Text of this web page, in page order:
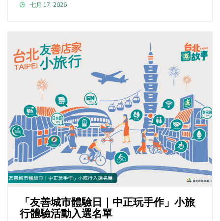
七月 17, 2026
「友善城市體驗日｜中正玩手作」小旅
行體驗活動入選名單